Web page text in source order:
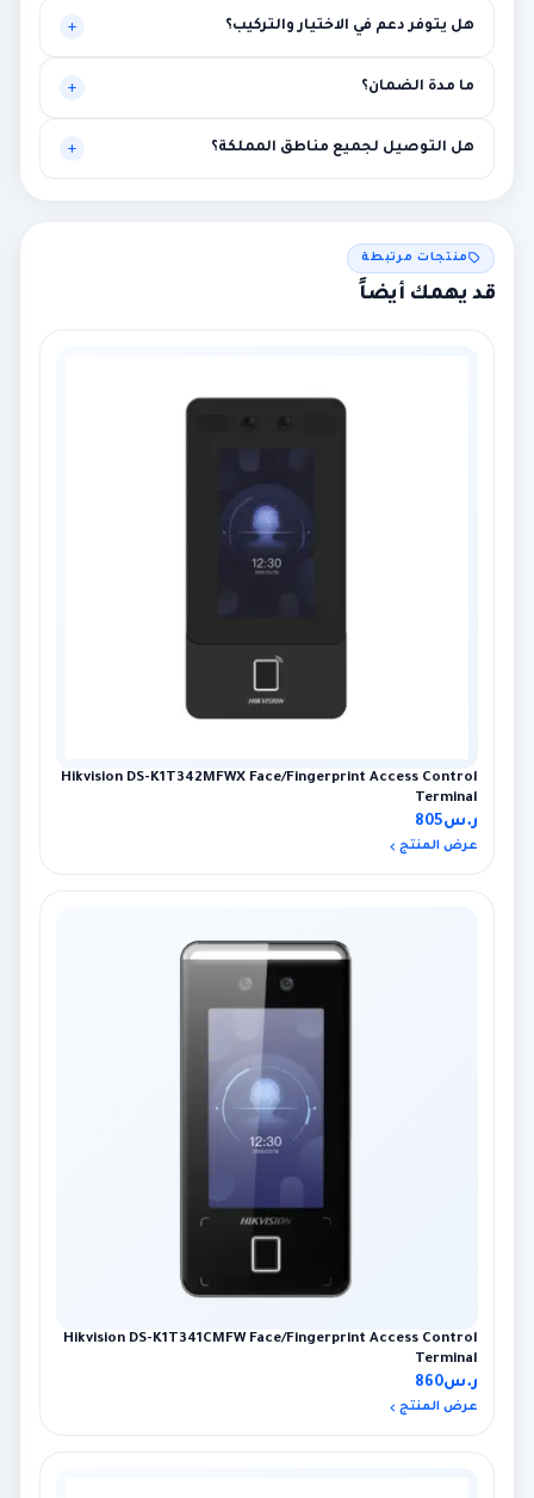
هل يتوفر دعم في الاختيار والتركيب؟
ما مدة الضمان؟
هل التوصيل لجميع مناطق المملكة؟
منتجات مرتبطة
قد يهمك أيضاً
Hikvision DS-K1T342MFWX Face/Fingerprint Access Control
Terminal
ر.س805
عرض المنتج
Hikvision DS-K1T341CMFW Face/Fingerprint Access Control
Terminal
ر.س860
عرض المنتج